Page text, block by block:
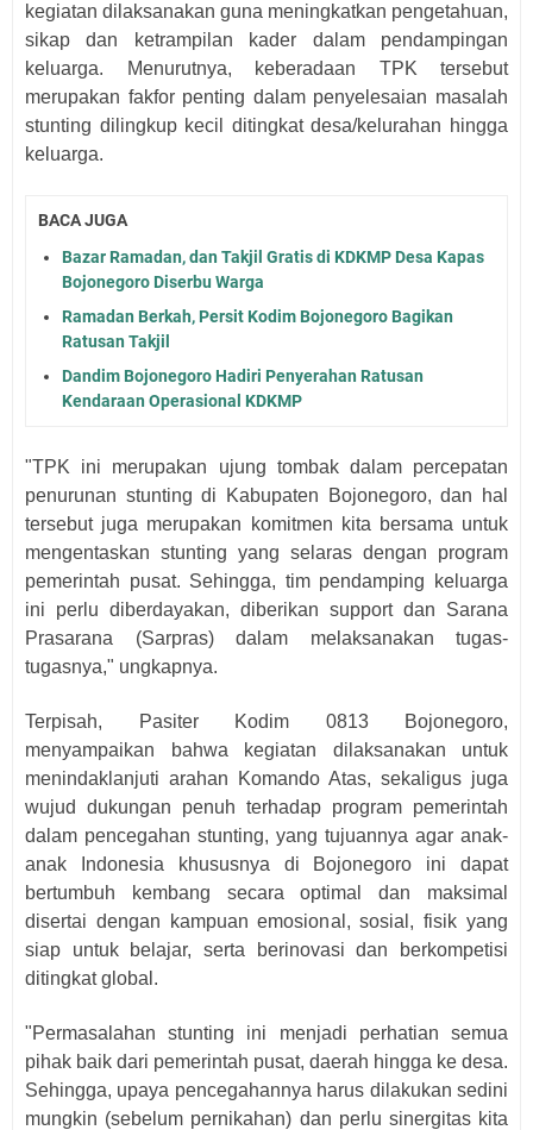
kegiatan dilaksanakan guna meningkatkan pengetahuan,
sikap dan ketrampilan kader dalam pendampingan
keluarga. Menurutnya, keberadaan TPK tersebut
merupakan fakfor penting dalam penyelesaian masalah
stunting dilingkup kecil ditingkat desa/kelurahan hingga
keluarga.
BACA JUGA
Bazar Ramadan, dan Takjil Gratis di KDKMP Desa Kapas
Bojonegoro Diserbu Warga
Ramadan Berkah, Persit Kodim Bojonegoro Bagikan
Ratusan Takjil
Dandim Bojonegoro Hadiri Penyerahan Ratusan
Kendaraan Operasional KDKMP
"TPK ini merupakan ujung tombak dalam percepatan
penurunan stunting di Kabupaten Bojonegoro, dan hal
tersebut juga merupakan komitmen kita bersama untuk
mengentaskan stunting yang selaras dengan program
pemerintah pusat. Sehingga, tim pendamping keluarga
ini perlu diberdayakan, diberikan support dan Sarana
Prasarana (Sarpras) dalam melaksanakan tugas-
tugasnya," ungkapnya.
Terpisah, Pasiter Kodim 0813 Bojonegoro,
menyampaikan bahwa kegiatan dilaksanakan untuk
menindaklanjuti arahan Komando Atas, sekaligus juga
wujud dukungan penuh terhadap program pemerintah
dalam pencegahan stunting, yang tujuannya agar anak-
anak Indonesia khususnya di Bojonegoro ini dapat
bertumbuh kembang secara optimal dan maksimal
disertai dengan kampuan emosional, sosial, fisik yang
siap untuk belajar, serta berinovasi dan berkompetisi
ditingkat global.
"Permasalahan stunting ini menjadi perhatian semua
pihak baik dari pemerintah pusat, daerah hingga ke desa.
Sehingga, upaya pencegahannya harus dilakukan sedini
mungkin (sebelum pernikahan) dan perlu sinergitas kita